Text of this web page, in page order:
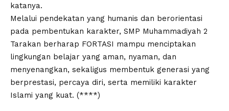
katanya.
Melalui pendekatan yang humanis dan berorientasi
pada pembentukan karakter, SMP Muhammadiyah 2
Tarakan berharap FORTASI mampu menciptakan
lingkungan belajar yang aman, nyaman, dan
menyenangkan, sekaligus membentuk generasi yang
berprestasi, percaya diri, serta memiliki karakter
Islami yang kuat. (****)